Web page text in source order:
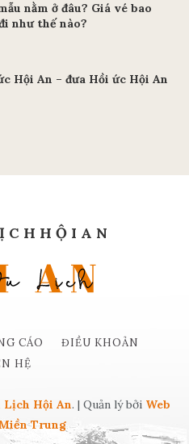
nằm ở đâu? Giá vé bao
như thế nào?
Hội An – đưa Hồi ức Hội An
C H H Ộ I A N
CÁO
ĐIỀU KHOẢN
HỆ
Lịch Hội An. | Quản lý bởi Web
Trung